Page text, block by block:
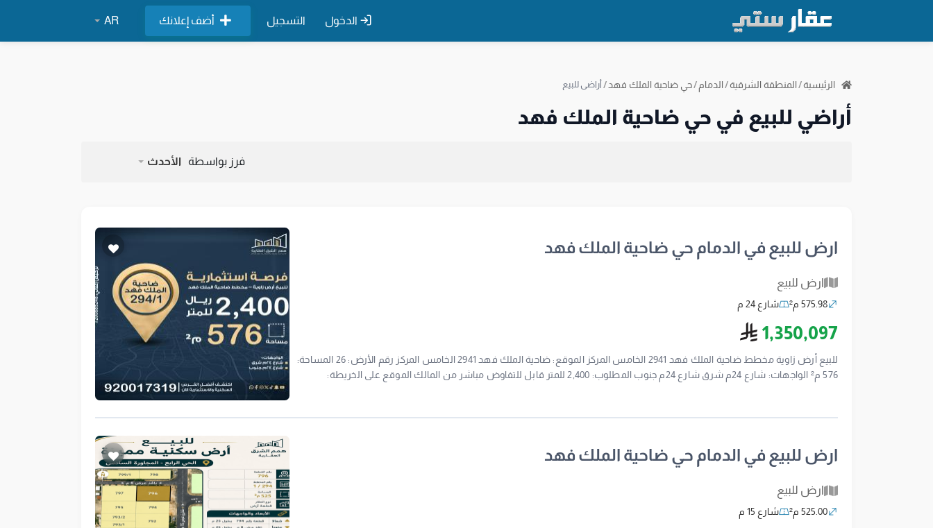
الدخول التسجيل أضف إعلانك AR
الرئيسية/المنطقة الشرقية/الدمام /حي ضاحية الملك فهد /أراضي للبيع
أراضي للبيع في حي ضاحية الملك فهد
فرز بواسطة الأحدث
ارض للبيع في الدمام حي ضاحية الملك فهد
ارض للبيع
575.98 م² شارع 24 م
1,350,097
للبيع أرض زاوية مخطط ضاحية الملك فهد 2941 الخامس المركز الموقع: ضاحية الملك فهد 2941 الخامس المركز رقم الأرض: 26 المساحة:
576 م² الواجهات: شارع 24م شرق شارع 24م جنوب المطلوب: 2,400 للمتر قابل للتفاوض مباشر من المالك الموقع على الخريطة:
ارض للبيع في الدمام حي ضاحية الملك فهد
ارض للبيع
525.00 م² شارع 15 م